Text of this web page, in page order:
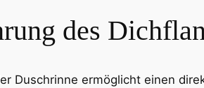
des
Duschrinne ermöglicht einen